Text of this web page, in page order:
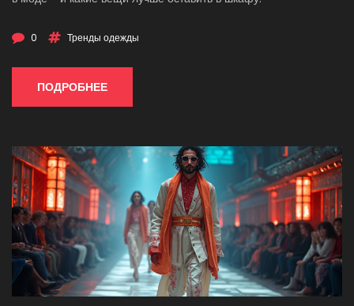
0 Тренды одежды
ПОДРОБНЕЕ